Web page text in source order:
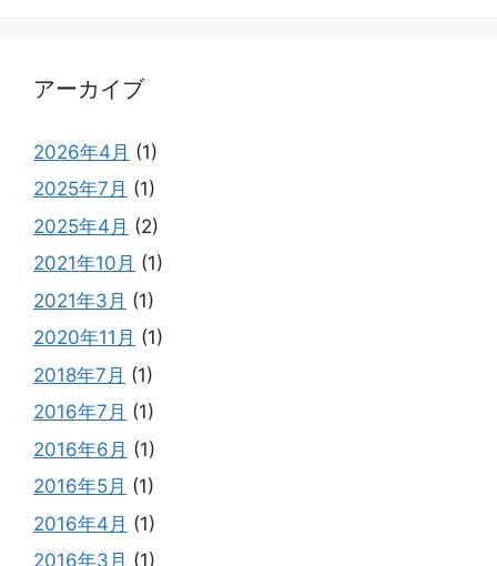
アーカイブ
2026年4月 (1)
2025年7月 (1)
2025年4月 (2)
2021年10月 (1)
2021年3月 (1)
2020年11月 (1)
2018年7月 (1)
2016年7月 (1)
2016年6月 (1)
2016年5月 (1)
2016年4月 (1)
2016年3月 (1)